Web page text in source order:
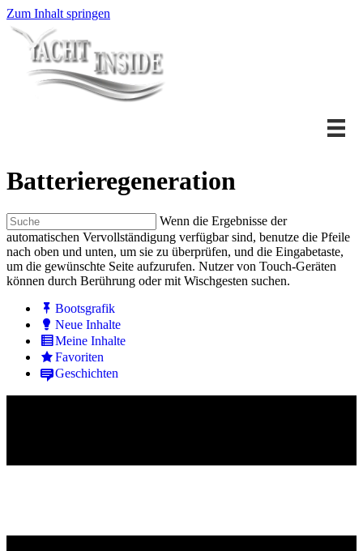
Zum Inhalt springen
Batterieregeneration
Wenn die Ergebnisse der
automatischen Vervollständigung verfügbar sind, benutze die Pfeile
nach oben und unten, um sie zu überprüfen, und die Eingabetaste,
um die gewünschte Seite aufzurufen. Nutzer von Touch-Geräten
können durch Berührung oder mit Wischgesten suchen.
Bootsgrafik
Neue Inhalte
Meine Inhalte
Favoriten
Geschichten